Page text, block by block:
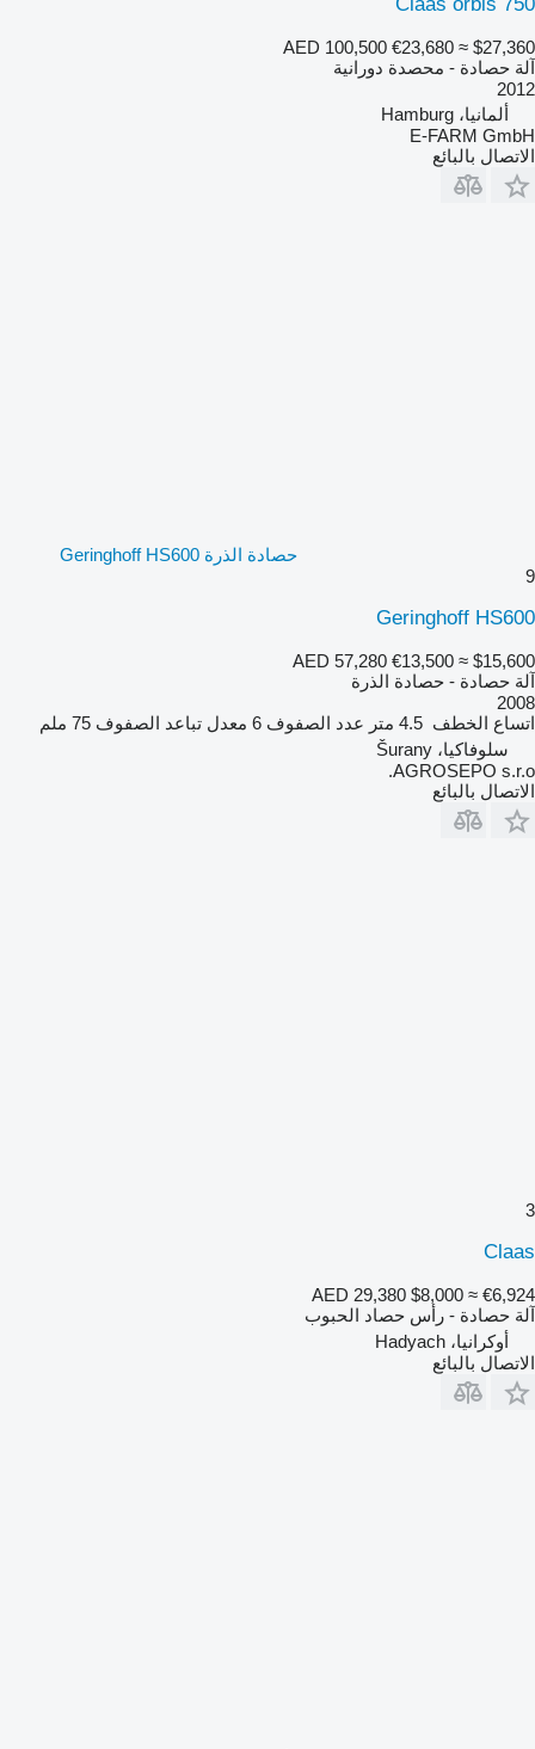
AED 100,500 €23,680 ≈ $27,360
آلة حصادة - محصدة دورانية
2012
ألمانيا، Hamburg
E-FARM GmbH
الاتصال بالبائع
حصادة الذرة Geringhoff HS600
9
Geringhoff HS600
AED 57,280 €13,500 ≈ $15,600
آلة حصادة - حصادة الذرة
2008
اتساع الخطف 4.5 متر عدد الصفوف 6 معدل تباعد الصفوف 75 ملم
سلوفاكيا، Šurany
AGROSEPO s.r.o.
الاتصال بالبائع
3
Claas
AED 29,380 $8,000 ≈ €6,924
آلة حصادة - رأس حصاد الحبوب
أوكرانيا، Hadyach
الاتصال بالبائع